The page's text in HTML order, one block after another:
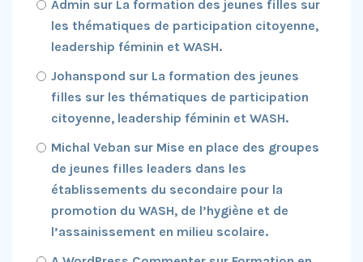
Admin sur La formation des jeunes filles sur
les thématiques de participation citoyenne,
leadership féminin et WASH.
Johanspond sur La formation des jeunes
filles sur les thématiques de participation
citoyenne, leadership féminin et WASH.
Michal Veban sur Mise en place des groupes
de jeunes filles leaders dans les
établissements du secondaire pour la
promotion du WASH, de l’hygiène et de
l’assainissement en milieu scolaire.